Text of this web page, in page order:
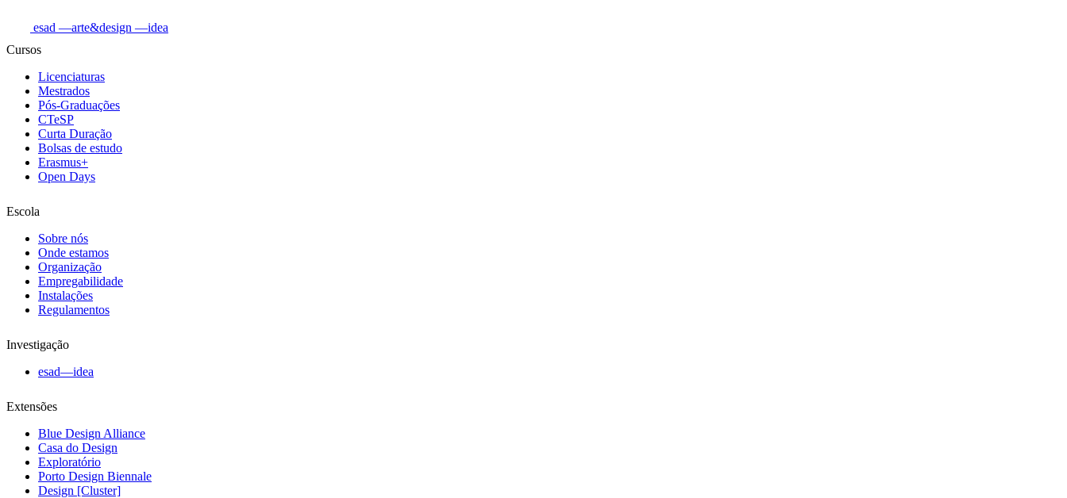
esad —arte&design —idea
Cursos
Licenciaturas
Mestrados
Pós-Graduações
CTeSP
Curta Duração
Bolsas de estudo
Erasmus+
Open Days
Escola
Sobre nós
Onde estamos
Organização
Empregabilidade
Instalações
Regulamentos
Investigação
esad—idea
Extensões
Blue Design Alliance
Casa do Design
Exploratório
Porto Design Biennale
Design [Cluster]